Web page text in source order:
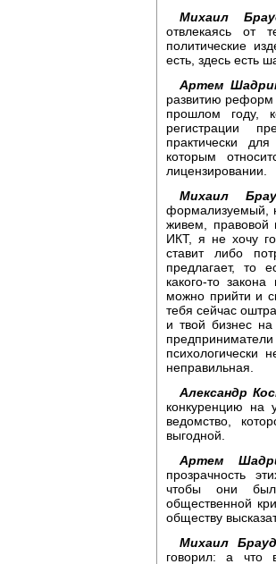
Михаил
отвлекаясь от
политические
есть, здесь есть
Артем
развитию реформ
прошлом году,
регистрации
практически
которым
лицензировании.
Михаил
формализуемый,
живем, правовой
ИКТ, я не хочу
ставит либо
предлагает, то
какого-то
можно прийти и
тебя сейчас
и твой бизнес
психологически
неправильная.
Александр
конкуренцию на
ведомство,
выгодной.
Артем
прозрачность
чтобы они
общественной
обществу
Михаил
говорил: а что